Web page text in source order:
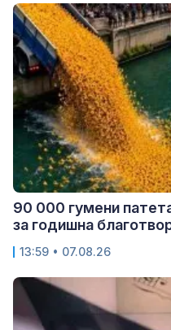
90 000 гумени
за годишна
13:59 • 07.08.26